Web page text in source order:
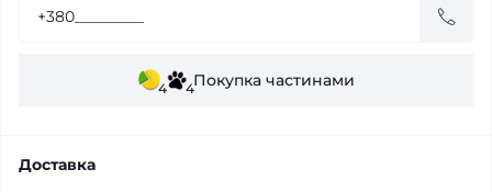
4 4Покупка частинами
Доставка